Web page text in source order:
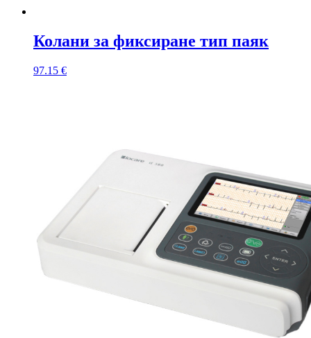
Колани за фиксиране тип паяк
97.15 €